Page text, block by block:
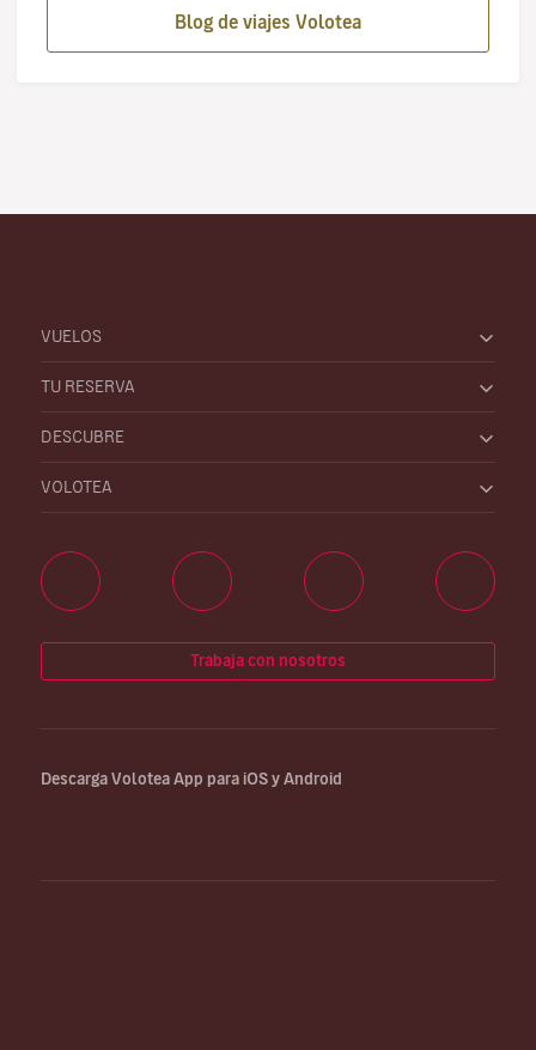
Blog de viajes Volotea
VUELOS
TU RESERVA
DESCUBRE
VOLOTEA
Trabaja con nosotros
Descarga Volotea App para iOS y Android